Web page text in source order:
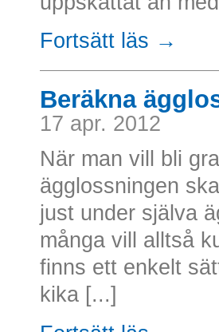
Fortsätt läs →
Beräkna
17 apr. 2012
När man vill bli
ägglossningen
just under själva
många vill alltså
finns ett enkelt
kika [...]